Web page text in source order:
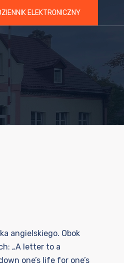
ELEKTRONICZNY
angielskiego. Obok
„A letter to a
one’s life for one’s